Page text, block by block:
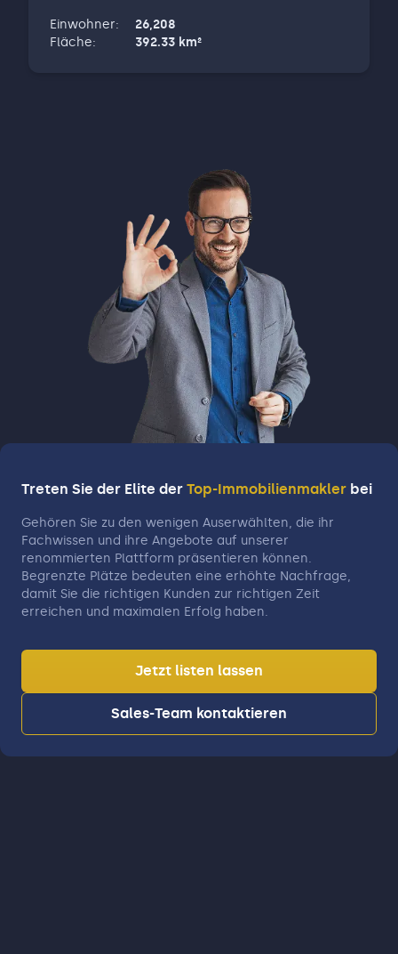
Einwohner:
26,208
Fläche: 392.33 km²
Treten Sie der Elite der Top-Immobilienmakler bei
Gehören Sie zu den wenigen Auserwählten, die ihr
Fachwissen und ihre Angebote auf unserer
renommierten Plattform präsentieren können.
Begrenzte Plätze bedeuten eine erhöhte Nachfrage,
damit Sie die richtigen Kunden zur richtigen Zeit
erreichen und maximalen Erfolg haben.
Jetzt listen lassen
Sales-Team kontaktieren